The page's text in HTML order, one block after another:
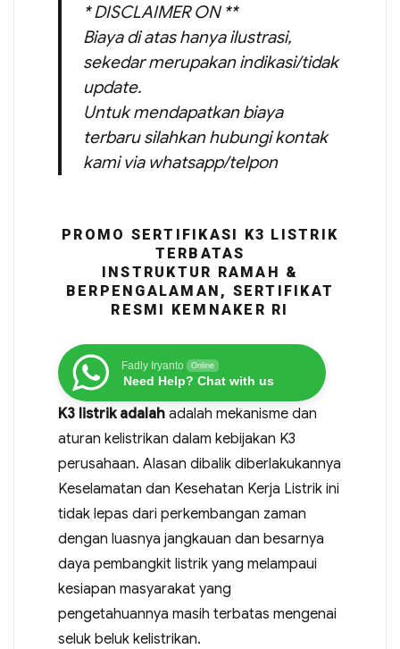
* DISCLAIMER ON **
Biaya di atas hanya ilustrasi,
sekedar merupakan indikasi/tidak
update.
Untuk mendapatkan biaya
terbaru silahkan hubungi kontak
kami via whatsapp/telpon
PROMO SERTIFIKASI K3 LISTRIK
TERBATAS
INSTRUKTUR RAMAH &
BERPENGALAMAN, SERTIFIKAT
RESMI KEMNAKER RI
Fadly Iryanto Online
Need Help? Chat with us
K3 listrik adalahadalah mekanisme dan
aturan kelistrikan dalam kebijakan K3
perusahaan. Alasan dibalik diberlakukannya
Keselamatan dan Kesehatan Kerja Listrik ini
tidak lepas dari perkembangan zaman
dengan luasnya jangkauan dan besarnya
daya pembangkit listrik yang melampaui
kesiapan masyarakat yang
pengetahuannya masih terbatas mengenai
seluk beluk kelistrikan.